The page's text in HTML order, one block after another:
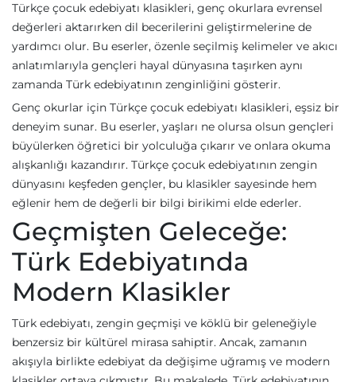
Türkçe çocuk edebiyatı klasikleri, genç okurlara evrensel
değerleri aktarırken dil becerilerini geliştirmelerine de
yardımcı olur. Bu eserler, özenle seçilmiş kelimeler ve akıcı
anlatımlarıyla gençleri hayal dünyasına taşırken aynı
zamanda Türk edebiyatının zenginliğini gösterir.
Genç okurlar için Türkçe çocuk edebiyatı klasikleri, eşsiz bir
deneyim sunar. Bu eserler, yaşları ne olursa olsun gençleri
büyülerken öğretici bir yolculuğa çıkarır ve onlara okuma
alışkanlığı kazandırır. Türkçe çocuk edebiyatının zengin
dünyasını keşfeden gençler, bu klasikler sayesinde hem
eğlenir hem de değerli bir bilgi birikimi elde ederler.
Geçmişten Geleceğe:
Türk Edebiyatında
Modern Klasikler
Türk edebiyatı, zengin geçmişi ve köklü bir geleneğiyle
benzersiz bir kültürel mirasa sahiptir. Ancak, zamanın
akışıyla birlikte edebiyat da değişime uğramış ve modern